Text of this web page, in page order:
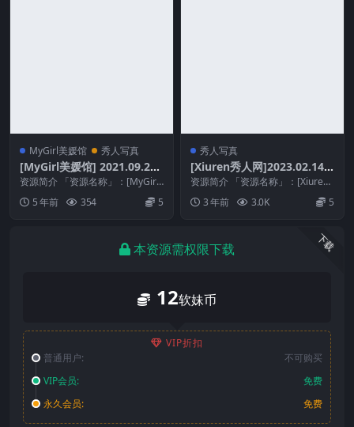
MyGirl美媛馆 秀人写真
[MyGirl美媛馆] 2021.09.27
VOL.597 绮里嘉ula [50+1P
461M]
资源简介 「资源名称」：[MyGirl
5 年前 354 5
秀人写真
[Xiuren秀人网]2023.02.14
NO.6261 朱可儿Flora[80+1
P／663MB]
资源简介 「资源名称」：[Xiuren
3 年前 3.0K 5
下载
本资源需权限下载
12软妹币
VIP折扣
普通用户:
不可购买
VIP会员:
免费
永久会员:
免费